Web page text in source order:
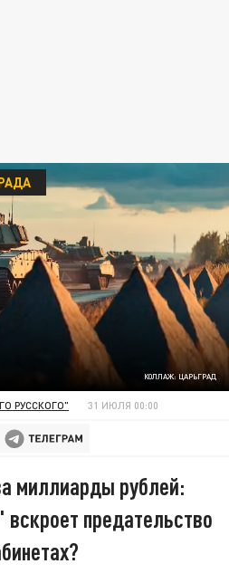
КОЛЛАЖ: ЦАРЬГРАД
РУССКОГО" 31 ИЮЛЯ 00:00
миллиарды рублей:
предательство